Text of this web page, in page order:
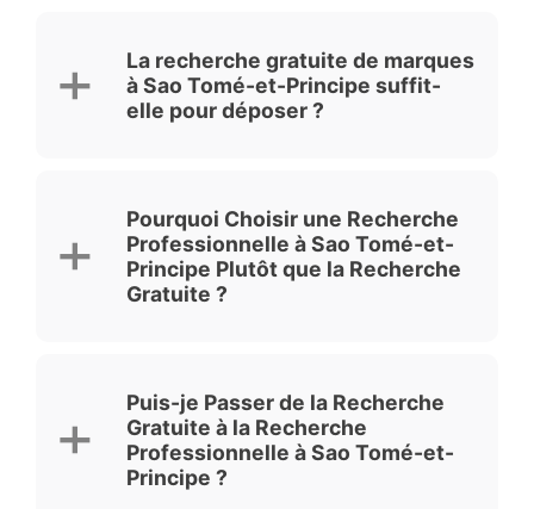
La recherche gratuite de marques
à Sao Tomé-et-Principe suffit-
elle pour déposer ?
Pourquoi Choisir une Recherche
Professionnelle à Sao Tomé-et-
Principe Plutôt que la Recherche
Gratuite ?
Puis-je Passer de la Recherche
Gratuite à la Recherche
Professionnelle à Sao Tomé-et-
Principe ?